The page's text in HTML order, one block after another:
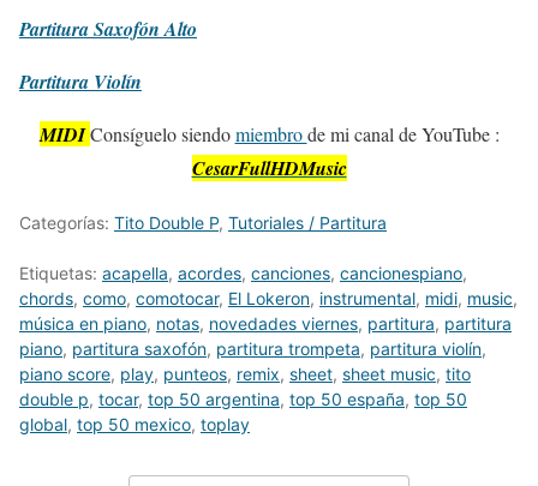
PartituraSaxofón Alto
Partitura Violín
MIDI Consíguelo siendomiembrode mi canal de YouTube :
CesarFullHDMusic
Categorías: Tito Double P, Tutoriales / Partitura
Etiquetas: acapella, acordes, canciones, cancionespiano,
chords, como, comotocar, El Lokeron, instrumental, midi, music,
música en piano, notas, novedades viernes, partitura, partitura
piano, partitura saxofón, partitura trompeta, partitura violín,
piano score, play, punteos, remix, sheet, sheet music, tito
double p, tocar, top 50 argentina, top 50 españa, top 50
global, top 50 mexico, toplay